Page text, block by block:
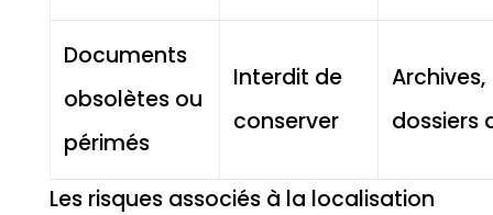
Documents
obsolètes ou
périmés
Interdit de
conserver
Archives,
dossiers
Les risques associés à la localisation